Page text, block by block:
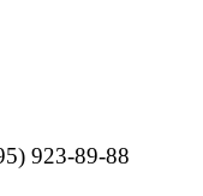
923-89-88